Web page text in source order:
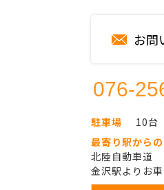
お問
076-
駐車場
10台
最寄り駅から
北陸自動車道
金沢駅よりお